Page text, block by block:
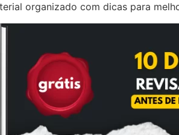
organizado com dicas para